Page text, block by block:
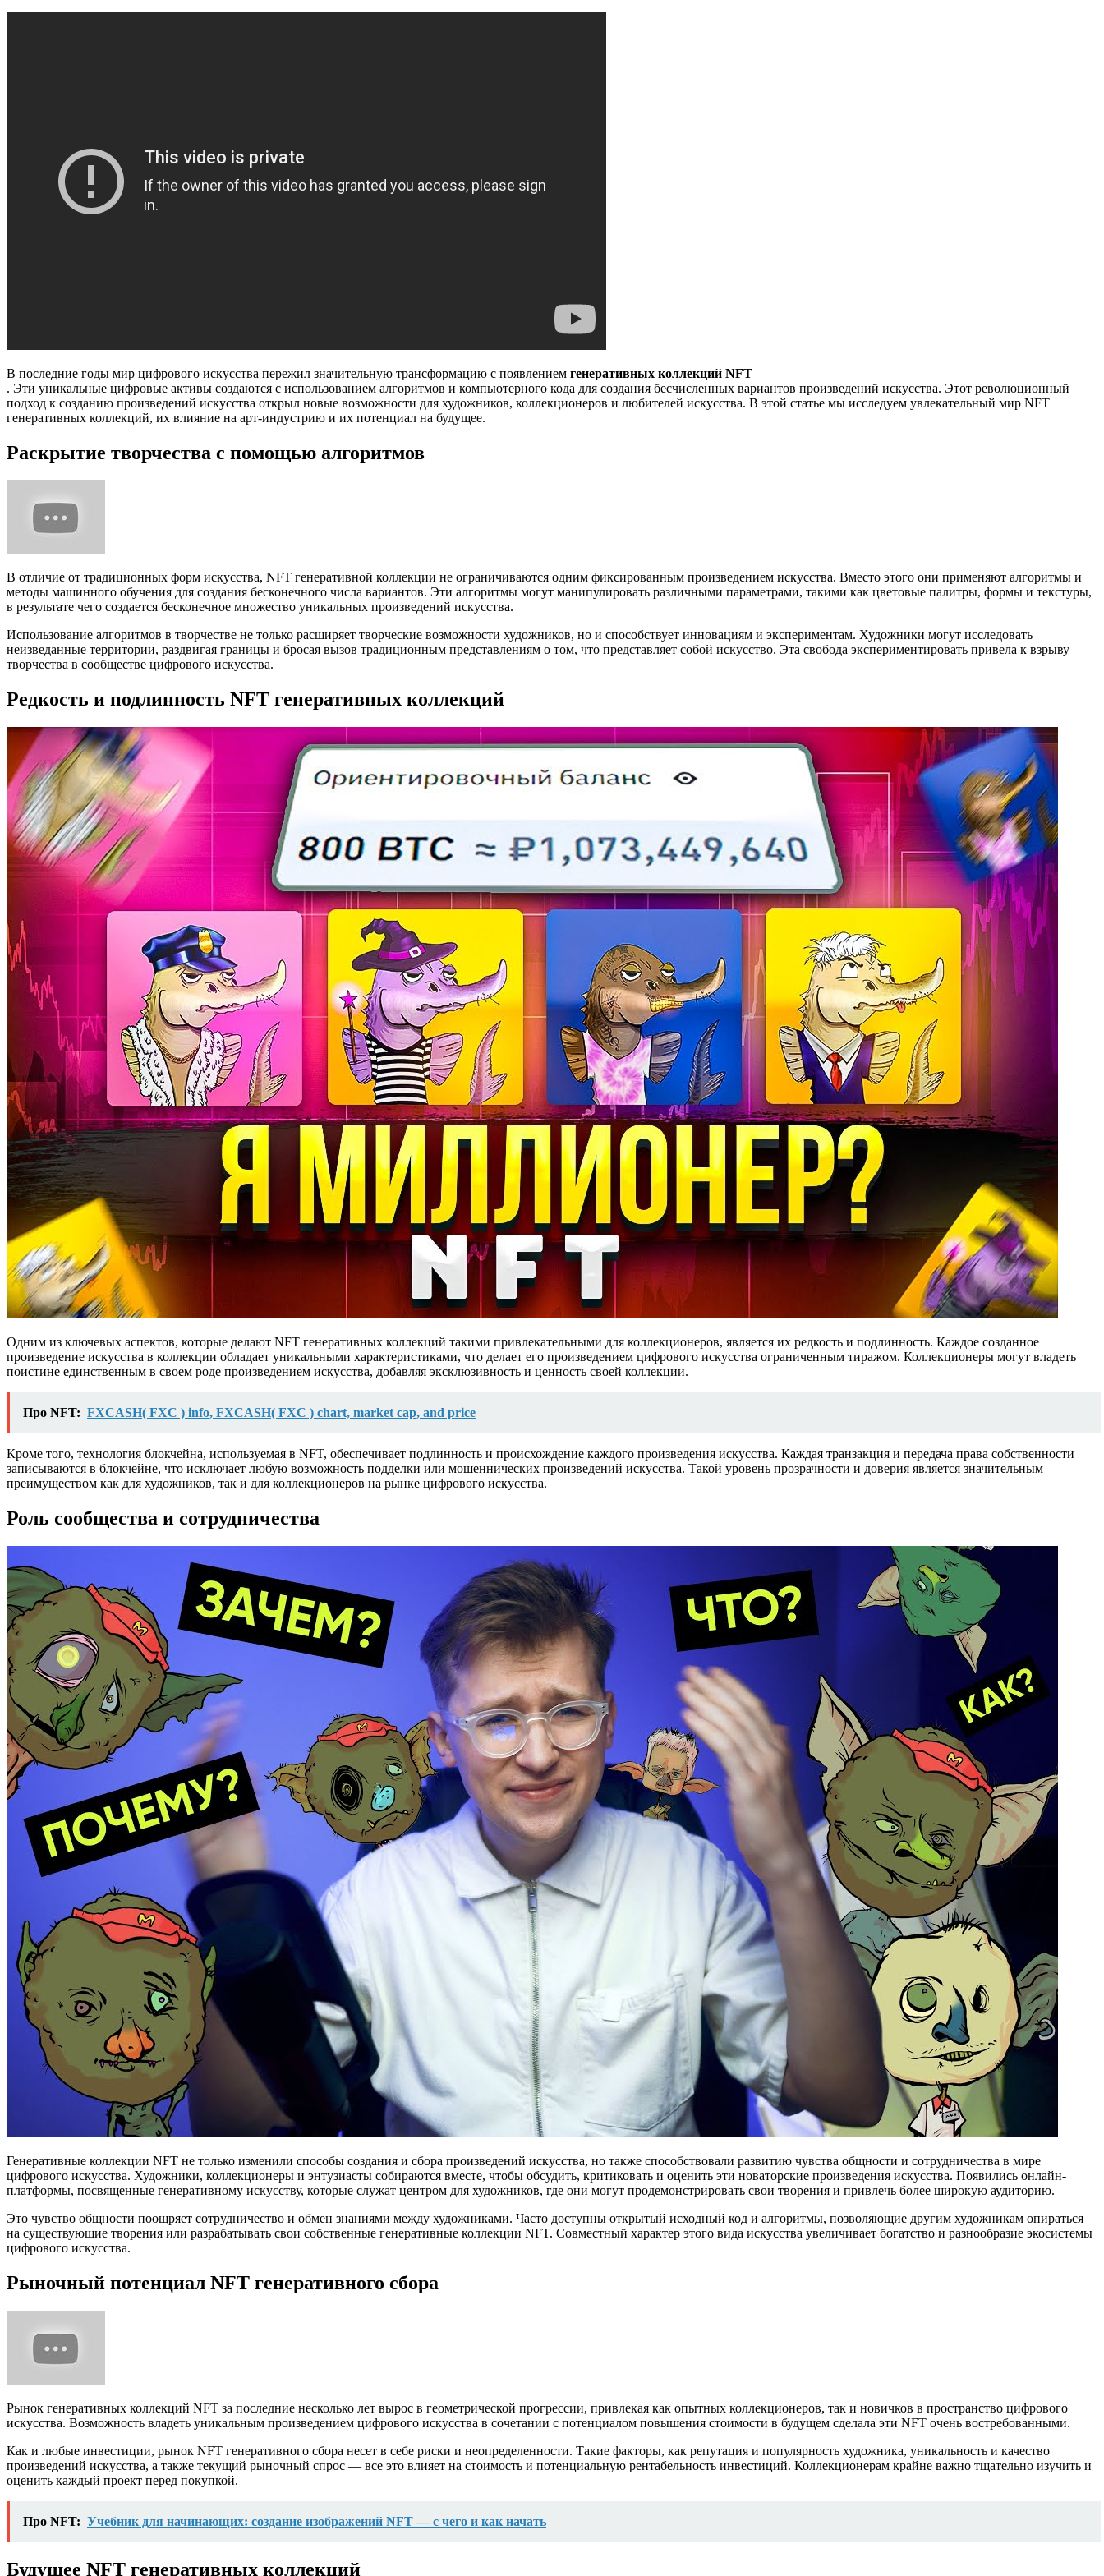
В последние годы мир цифрового искусства пережил значительную трансформацию с появлением генеративных коллекций NFT
. Эти уникальные цифровые активы создаются с использованием алгоритмов и компьютерного кода для создания бесчисленных вариантов произведений искусства. Этот революционный
подход к созданию произведений искусства открыл новые возможности для художников, коллекционеров и любителей искусства. В этой статье мы исследуем увлекательный мир NFT
генеративных коллекций, их влияние на арт-индустрию и их потенциал на будущее.
Раскрытие творчества с помощью алгоритмов
В отличие от традиционных форм искусства, NFT генеративной коллекции не ограничиваются одним фиксированным произведением искусства. Вместо этого они применяют алгоритмы и
методы машинного обучения для создания бесконечного числа вариантов. Эти алгоритмы могут манипулировать различными параметрами, такими как цветовые палитры, формы и текстуры,
в результате чего создается бесконечное множество уникальных произведений искусства.
Использование алгоритмов в творчестве не только расширяет творческие возможности художников, но и способствует инновациям и экспериментам. Художники могут исследовать
неизведанные территории, раздвигая границы и бросая вызов традиционным представлениям о том, что представляет собой искусство. Эта свобода экспериментировать привела к взрыву
творчества в сообществе цифрового искусства.
Редкость и подлинность NFT генеративных коллекций
Одним из ключевых аспектов, которые делают NFT генеративных коллекций такими привлекательными для коллекционеров, является их редкость и подлинность. Каждое созданное
произведение искусства в коллекции обладает уникальными характеристиками, что делает его произведением цифрового искусства ограниченным тиражом. Коллекционеры могут владеть
поистине единственным в своем роде произведением искусства, добавляя эксклюзивность и ценность своей коллекции.
Про NFT: FXCASH( FXC ) info, FXCASH( FXC ) chart, market cap, and price
Кроме того, технология блокчейна, используемая в NFT, обеспечивает подлинность и происхождение каждого произведения искусства. Каждая транзакция и передача права собственности
записываются в блокчейне, что исключает любую возможность подделки или мошеннических произведений искусства. Такой уровень прозрачности и доверия является значительным
преимуществом как для художников, так и для коллекционеров на рынке цифрового искусства.
Роль сообщества и сотрудничества
Генеративные коллекции NFT не только изменили способы создания и сбора произведений искусства, но также способствовали развитию чувства общности и сотрудничества в мире
цифрового искусства. Художники, коллекционеры и энтузиасты собираются вместе, чтобы обсудить, критиковать и оценить эти новаторские произведения искусства. Появились онлайн-
платформы, посвященные генеративному искусству, которые служат центром для художников, где они могут продемонстрировать свои творения и привлечь более широкую аудиторию.
Это чувство общности поощряет сотрудничество и обмен знаниями между художниками. Часто доступны открытый исходный код и алгоритмы, позволяющие другим художникам опираться
на существующие творения или разрабатывать свои собственные генеративные коллекции NFT. Совместный характер этого вида искусства увеличивает богатство и разнообразие экосистемы
цифрового искусства.
Рыночный потенциал NFT генеративного сбора
Рынок генеративных коллекций NFT за последние несколько лет вырос в геометрической прогрессии, привлекая как опытных коллекционеров, так и новичков в пространство цифрового
искусства. Возможность владеть уникальным произведением цифрового искусства в сочетании с потенциалом повышения стоимости в будущем сделала эти NFT очень востребованными.
Как и любые инвестиции, рынок NFT генеративного сбора несет в себе риски и неопределенности. Такие факторы, как репутация и популярность художника, уникальность и качество
произведений искусства, а также текущий рыночный спрос — все это влияет на стоимость и потенциальную рентабельность инвестиций. Коллекционерам крайне важно тщательно изучить и
оценить каждый проект перед покупкой.
Про NFT: Учебник для начинающих: создание изображений NFT — с чего и как начать
Будущее NFT генеративных коллекций